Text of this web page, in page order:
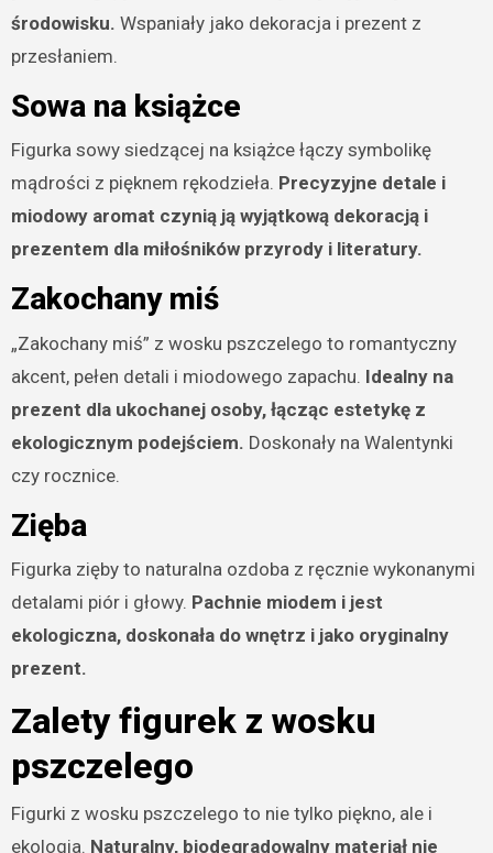
środowisku. Wspaniały jako dekoracja i prezent z
przesłaniem.
Sowa na książce
Figurka sowy siedzącej na książce łączy symbolikę
mądrości z pięknem rękodzieła. Precyzyjne detale i
miodowy aromat czynią ją wyjątkową dekoracją i
prezentem dla miłośników przyrody i literatury.
Zakochany miś
„Zakochany miś” z wosku pszczelego to romantyczny
akcent, pełen detali i miodowego zapachu. Idealny na
prezent dla ukochanej osoby, łącząc estetykę z
ekologicznym podejściem. Doskonały na Walentynki
czy rocznice.
Zięba
Figurka zięby to naturalna ozdoba z ręcznie wykonanymi
detalami piór i głowy. Pachnie miodem i jest
ekologiczna, doskonała do wnętrz i jako oryginalny
prezent.
Zalety figurek z wosku
pszczelego
Figurki z wosku pszczelego to nie tylko piękno, ale i
ekologia. Naturalny, biodegradowalny materiał nie